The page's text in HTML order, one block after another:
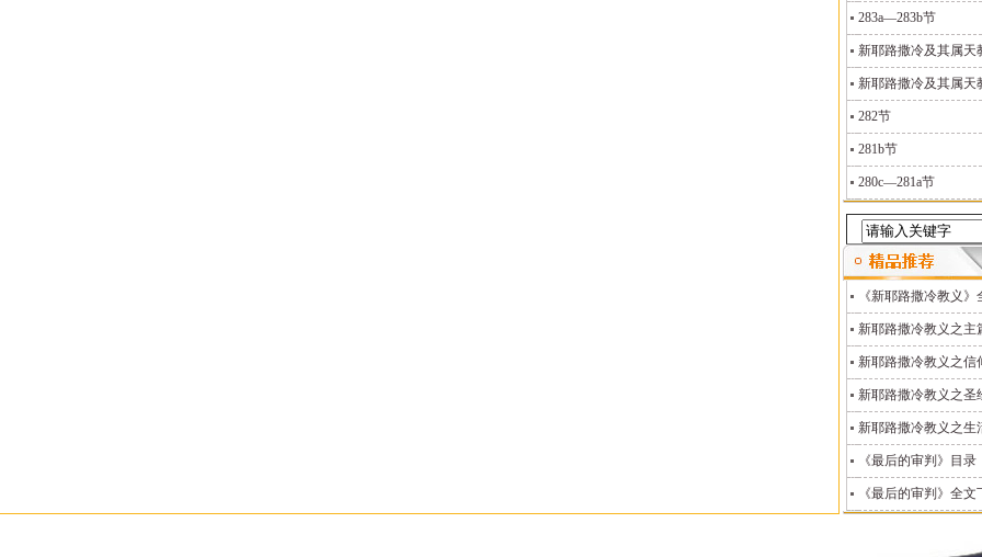
283a—283b节
新耶路撒冷及其属天
新耶路撒冷及其属天
282节
281b节
280c—281a节
《新耶路撒冷教义》
新耶路撒冷教义之主
新耶路撒冷教义之信
新耶路撒冷教义之圣
新耶路撒冷教义之生
《最后的审判》目录
《最后的审判》全文